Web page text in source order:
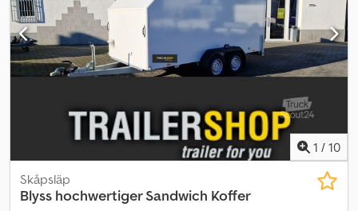
överlastande tandemdrag, bromsad, gummifjäderaxlar med
stötdämpare för 100 km/h, robust, sluten sandwichkonstruktion,
vit, bakre ramp med vridstångslås, förankringsöglor i lastutrymmet,
förankringsskena inuti, stödhjul, ... Tveka inte! Försäljning,
telefonbeställningar, öppettider: Måndag - Fredag 08.00 - 12.30
trailershop.de. Innehåll och bilder är skyddade av upphovsrätt –
logotyper och varumärken är skyddade, 08/26. BLPFC3562HKL
1 / 10
Skåpsläp
Blyss hochwertiger Sandwich Koffer